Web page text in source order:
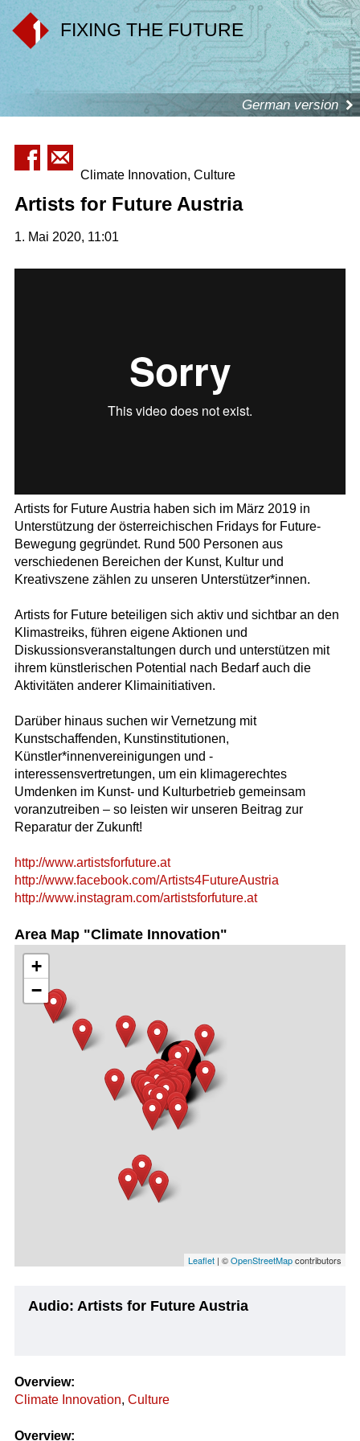
FIXING THE FUTURE
German version
Climate Innovation, Culture
Artists for Future Austria
1. Mai 2020, 11:01
Artists for Future Austria haben sich im März 2019 in
Unterstützung der österreichischen Fridays for Future-
Bewegung gegründet. Rund 500 Personen aus
verschiedenen Bereichen der Kunst, Kultur und
Kreativszene zählen zu unseren Unterstützer*innen.
Artists for Future beteiligen sich aktiv und sichtbar an den
Klimastreiks, führen eigene Aktionen und
Diskussionsveranstaltungen durch und unterstützen mit
ihrem künstlerischen Potential nach Bedarf auch die
Aktivitäten anderer Klimainitiativen.
Darüber hinaus suchen wir Vernetzung mit
Kunstschaffenden, Kunstinstitutionen,
Künstler*innenvereinigungen und -
interessensvertretungen, um ein klimagerechtes
Umdenken im Kunst- und Kulturbetrieb gemeinsam
voranzutreiben – so leisten wir unseren Beitrag zur
Reparatur der Zukunft!
http://www.artistsforfuture.at
http://www.facebook.com/Artists4FutureAustria
http://www.instagram.com/artistsforfuture.at
Area Map "Climate Innovation"
+
−
Leaflet | ©OpenStreetMapcontributors
Audio: Artists for Future Austria
Overview:
Climate Innovation, Culture
Overview: